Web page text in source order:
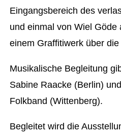
Eingangsbereich des
und einmal von Wiel Göde
einem Graffitiwerk über
Musikalische Begleitung
Sabine Raacke (Berlin)
Folkband (Wittenberg).
Begleitet wird die